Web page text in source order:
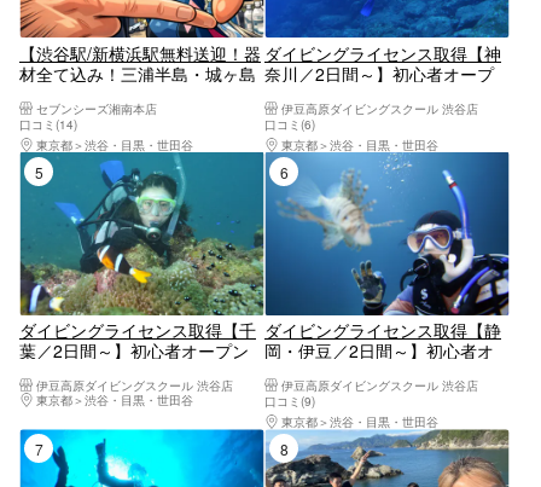
【渋谷駅/新横浜駅無料送迎！器
材全て込み！三浦半島・城ヶ島
得】1.5日でライセンス取得！学
科講習＆日帰り2ダイブで気軽
に国際ライセンスを取得しよ
う！（最大潜水深度12m）
セブンシーズ湘南本店
口コミ(14)
東京都
渋谷・目黒・世田谷
ダイビングライセンス取得【神
奈川／2日間～】初心者オープ
ビング経験者向け！（初めてで
も受講可能です。）学割あり／
ランチ付き可／グループ参加可
／初心者要相談／宿泊案内あり
伊豆高原ダイビングスクール 渋谷店
口コミ(6)
東京都
渋谷・目黒・世田谷
5位
ダイビングライセンス取得【千
葉／2日間～】初心者オープン
ング経験者向け！（初めてでも
受講可能です。）学割あり／ラ
ンチ付き可／グループ参加可／
初心者要相談／宿泊案内あり
伊豆高原ダイビングスクール 渋谷店
東京都
渋谷・目黒・世田谷
6位
ダイビングライセンス取得【静
岡・伊豆／2日間～】初心者オ
ダイビング経験者向け！（初め
てでも受講可能です。）学割あ
り／ランチ付き可／グループ参
加可／初心者要相談／宿泊案内
あり
伊豆高原ダイビングスクール 渋谷店
口コミ(9)
東京都
渋谷・目黒・世田谷
7位 8位